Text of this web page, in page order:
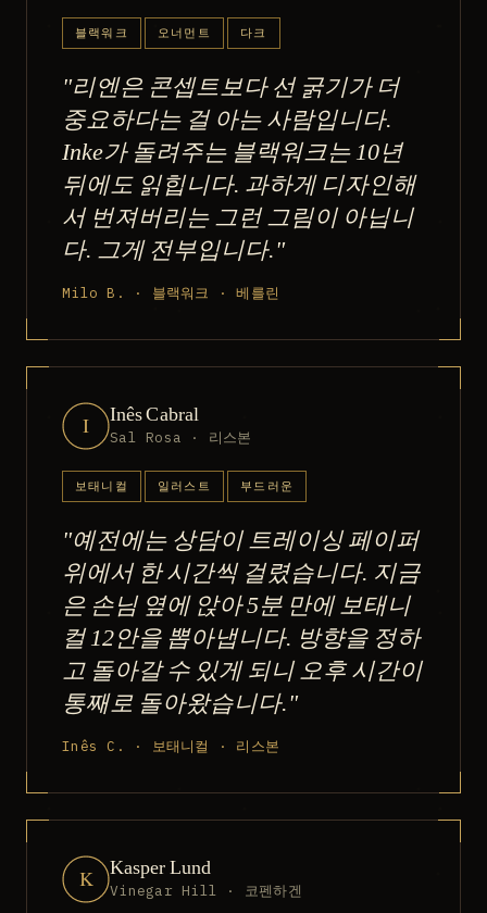
블랙워크 오너먼트 다크
"리엔은 콘셉트보다 선 굵기가 더
중요하다는 걸 아는 사람입니다.
Inke가 돌려주는 블랙워크는 10년
뒤에도 읽힙니다. 과하게 디자인해
서 번져버리는 그런 그림이 아닙니
다. 그게 전부입니다."
Milo B. · 블랙워크 · 베를린
I Inês Cabral
Sal Rosa · 리스본
보태니컬 일러스트 부드러운
"예전에는 상담이 트레이싱 페이퍼
위에서 한 시간씩 걸렸습니다. 지금
은 손님 옆에 앉아 5분 만에 보태니
컬 12안을 뽑아냅니다. 방향을 정하
고 돌아갈 수 있게 되니 오후 시간이
통째로 돌아왔습니다."
Inês C. · 보태니컬 · 리스본
K Kasper Lund
Vinegar Hill · 코펜하겐